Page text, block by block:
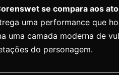
se compara aos
uma performance que
uma camada moderna de
do personagem.